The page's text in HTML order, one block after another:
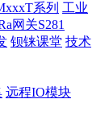
系列 工业
网关S281
钡铼课堂 技术
远程IO模块